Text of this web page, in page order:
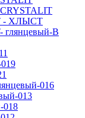
- ХЛЫСТ
глянцевый-В
016
013
018